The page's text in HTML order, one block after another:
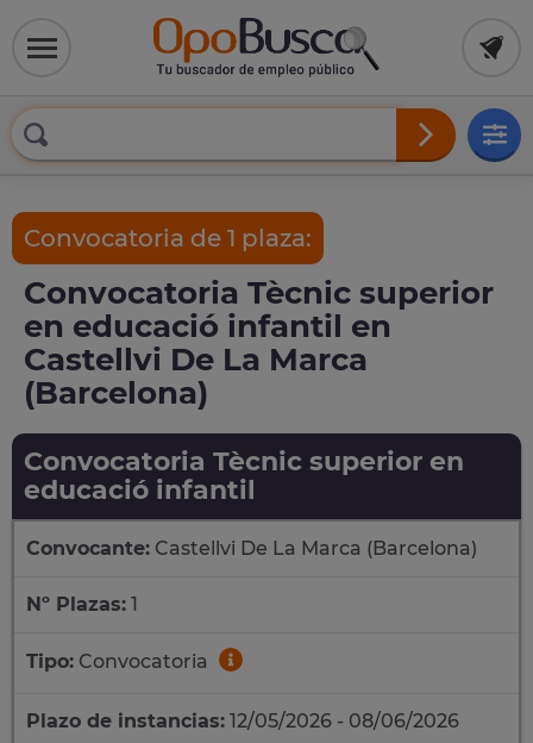
Convocatoria de 1 plaza:
Convocatoria Tècnic superior
en educació infantil en
Castellvi De La Marca
(Barcelona)
Convocatoria Tècnic superior en
educació infantil
Convocante: Castellvi De La Marca (Barcelona)
Nº Plazas: 1
Tipo: Convocatoria
Plazo de instancias: 12/05/2026 - 08/06/2026